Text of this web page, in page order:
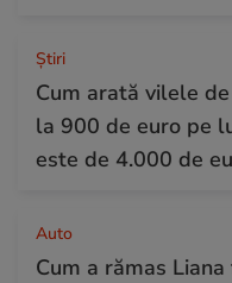
Ştiri
Cum arată vilele
la 900 de euro pe
este de 4.000 de
Auto
Cum a rămas